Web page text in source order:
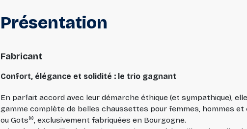
Présentation
Fabricant
Confort, élégance et solidité : le trio gagnant
En parfait accord avec leur démarche éthique (et sympathique),
gamme complète de belles chaussettes pour femmes, hommes
ou Gots©, exclusivement fabriquées en Bourgogne.